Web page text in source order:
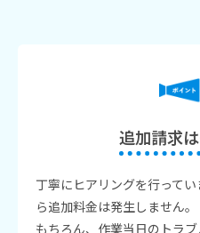
追加請求
丁寧にヒアリングを行って
ら追加料金は発生しません。
もちろん、作業当日のトラブ